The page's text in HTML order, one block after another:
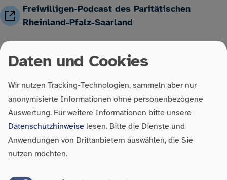
Freiwilligen-Podcast des Paritätischen
Rheinland-Pfalz-Saarland
Interessiert an einem
Freiwilligendienst?
Daten und Cookies
Wir nutzen Tracking-Technologien, sammeln aber nur
anonymisierte Informationen ohne personenbezogene
Auswertung. Für weitere Informationen bitte unsere
Datenschutzhinweise lesen. Bitte die Dienste und
Anwendungen von Drittanbietern auswählen, die Sie
nutzen möchten.